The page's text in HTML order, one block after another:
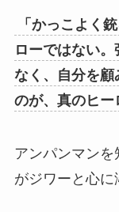
「かっこよく
ローではない
なく、自分を顧
のが、真のヒー
アンパンマン
がジワーと心に